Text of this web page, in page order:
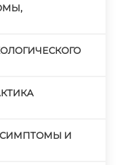
СИМПТОМЫ И